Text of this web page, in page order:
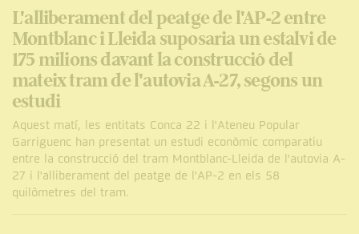
L'alliberament del peatge de l'AP-2 entre
Montblanc i Lleida suposaria un estalvi de
175 milions davant la construcció del
mateix tram de l'autovia A-27, segons un
estudi
Aquest matí, les entitats Conca 22 i l'Ateneu Popular
Garriguenc han presentat un estudi econòmic comparatiu
entre la construcció del tram Montblanc-Lleida de l'autovia A-
27 i l'alliberament del peatge de l'AP-2 en els 58
quilòmetres del tram.